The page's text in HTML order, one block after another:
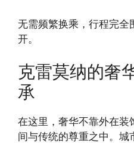
无需频繁换乘，行程完全
开。
克雷莫纳的奢
承
在这里，奢华不靠外在装
间与传统的尊重之中。